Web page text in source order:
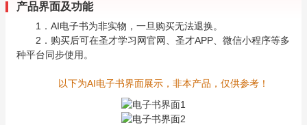
产品界面及功能
1．AI电子书为非实物，一旦购买无法退换。
2．购买后可在圣才学习网官网、圣才APP、微信小程序等多
种平台同步使用。
以下为AI电子书界面展示，非本产品，仅供参考！